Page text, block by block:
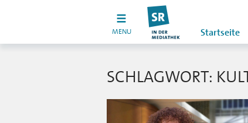
MENU Startseite
SCHLAGWORT: